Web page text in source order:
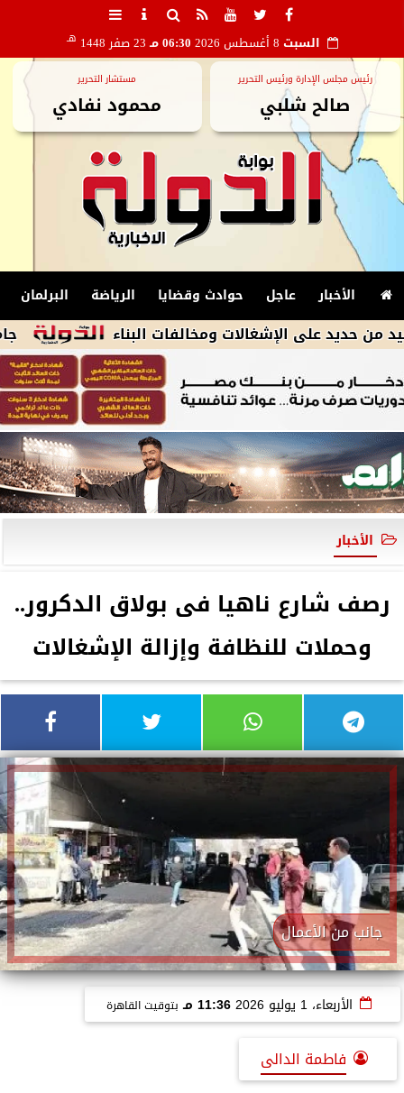
السبت 06:30 مـ 23 صفر 1448 هـ
رئيس مجلس الإدارة ورئيس التحرير
صالح شلبي
مستشار التحرير
محمود نفادي
الأخبار عاجل حوادث وقضايا الرياضة البرلمان
جامعة
الأخبار
رصف شارع ناهيا فى بولاق الدكرور..
وحملات للنظافة وإزالة الإشغالات
جانب من الأعمال
الأربعاء، 1 يوليو 2026 11:36 مـ بتوقيت القاهرة
فاطمة الدالى